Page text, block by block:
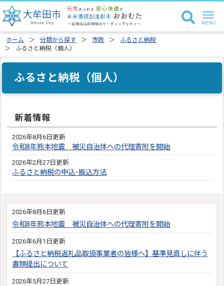
ホーム 分類から探す 市政
ふるさと納税
ふるさと納税（個人）
ふるさと納税（個人）
新着情報
2026年8月6日更新
令和8年熊本地震 被災自治体への代理寄附を開始
2026年2月27日更新
ふるさと納税の申込･振込方法
2026年8月6日更新
令和8年熊本地震 被災自治体への代理寄附を開始
2026年6月1日更新
【ふるさと納税返礼品取扱事業者の皆様へ】基準見直しに伴う
書類提出について
2026年5月27日更新